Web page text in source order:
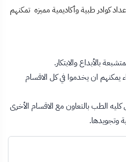
كوادر طبية وأكاديمية مميزه تمكنهم
بالأبداع والابتكار.
يمكنهم ان يخدموا في كل الاقسام
كليه الطب بالتعاون مع الاقسام الأخرى
وتجويدها.